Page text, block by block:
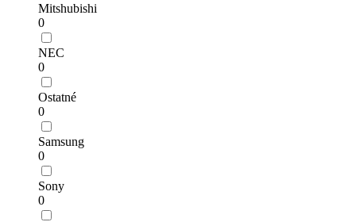
Mitshubishi
0
NEC
0
Ostatné
0
Samsung
0
Sony
0